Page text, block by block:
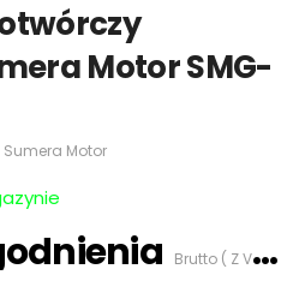
Motor SMG-
Sumera Motor
Brutto ( Z VAT 23%)